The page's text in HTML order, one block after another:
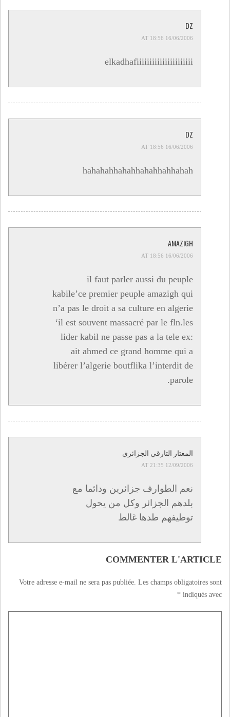
DZ
16/06/2006 AT 18:56
elkadhafiiiiiiiiiiiiiiiiiiiiii
DZ
16/06/2006 AT 18:56
hahahahhahahhahahhahhahah
AMAZIGH
16/06/2006 AT 18:56
il faut parler aussi du peuple
kabile’ce premier peuple amazigh qui
n’a pas le droit a sa culture en algerie
‘il est souvent massacré par le fln.les
lider kabil ne passe pas a la tele ex:
ait ahmed ce grand homme qui a
libérer l’algerie boutflika l’interdit de
parole.
المغتار التارقي الجزائري
12/09/2006 AT 21:35
نعم الطوارف جزائرين ودائما مع
بلدهم الجزائر وكل من يحول
توطيفهم طدها غالط
COMMENTER L'ARTICLE
Votre adresse e-mail ne sera pas publiée. Les champs obligatoires sont
indiqués avec
*